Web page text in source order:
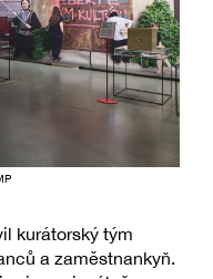
kurátorský tým
a zaměstnankyň.